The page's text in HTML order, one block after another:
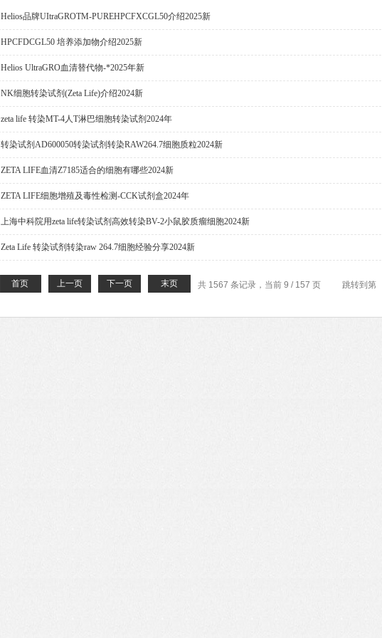
Helios品牌UItraGROTM-PUREHPCFXCGL50介绍2025新
HPCFDCGL50 培养添加物介绍2025新
Helios UltraGRO血清替代物-*2025年新
NK细胞转染试剂(Zeta Life)介绍2024新
zeta life 转染MT-4人T淋巴细胞转染试剂2024年
转染试剂AD600050转染试剂转染RAW264.7细胞质粒2024新
ZETA LIFE血清Z7185适合的细胞有哪些2024新
ZETA LIFE细胞增殖及毒性检测-CCK试剂盒2024年
上海中科院用zeta life转染试剂高效转染BV-2小鼠胶质瘤细胞2024新
Zeta Life 转染试剂转染raw 264.7细胞经验分享2024新
共 1567 条记录，当前 9 / 157 页
首页 上一页 下一页 末页 跳转到第